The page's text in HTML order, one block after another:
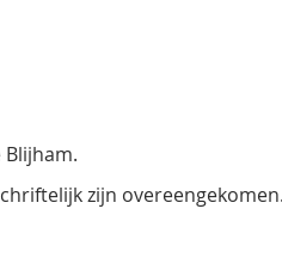
zijn overeengekomen.